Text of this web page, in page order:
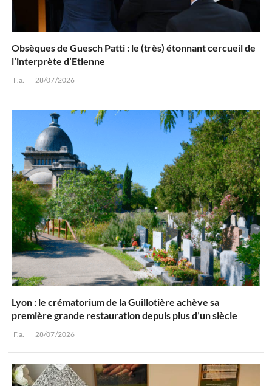
Obsèques de Guesch Patti : le (très) étonnant cercueil de
l’interprète d’Etienne
F.a. 28/07/2026
Lyon : le crématorium de la Guillotière achève sa
première grande restauration depuis plus d’un siècle
F.a. 28/07/2026